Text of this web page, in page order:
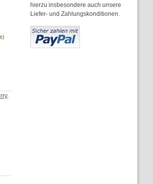
hierzu insbesondere auch unsere
Liefer- und Zahlungskonditionen.